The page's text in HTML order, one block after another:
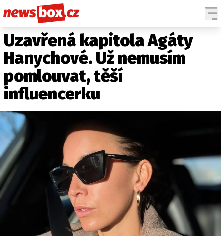
DOMÁCÍ
ZAHRANIČÍ
POČASÍ
KRIMI
EKONOMIKA
KULTURA
SPOLEČNOST
SPORT
ČESKÉ CELEBRITY
SVĚTOVÉ CELEBRITY
SLEDUJTE NÁS NA
Máte příběh, fotku nebo video?
Pošlete e-mail na newsbox.cz
Uzavřená kapitola Agáty
Hanychové. Už nemusím
pomlouvat, těší
influencerku